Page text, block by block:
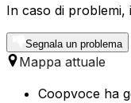
In caso di problemi,
Segnala un problema
Mappa attuale
Coopvoce ha